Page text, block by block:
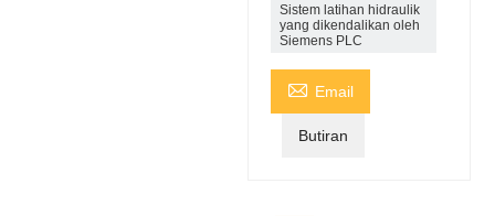
Sistem latihan hidraulik
yang dikendalikan oleh
Siemens PLC
 Email
Butiran